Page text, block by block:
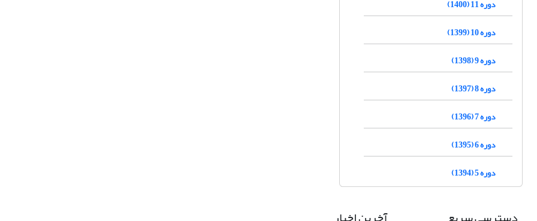
دوره 11 (1400)
دوره 10 (1399)
دوره 9 (1398)
دوره 8 (1397)
دوره 7 (1396)
دوره 6 (1395)
دوره 5 (1394)